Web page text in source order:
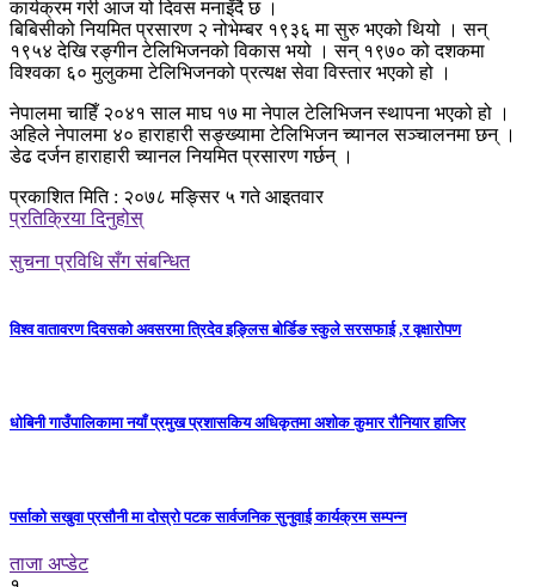
कार्यक्रम गरी आज यो दिवस मनाइँदै छ ।
बिबिसीको नियमित प्रसारण २ नोभेम्बर १९३६ मा सुरु भएको थियो । सन्
१९५४ देखि रङ्गीन टेलिभिजनको विकास भयो । सन् १९७० को दशकमा
विश्वका ६० मुलुकमा टेलिभिजनको प्रत्यक्ष सेवा विस्तार भएको हो ।
नेपालमा चाहिँ २०४१ साल माघ १७ मा नेपाल टेलिभिजन स्थापना भएको हो ।
अहिले नेपालमा ४० हाराहारी सङ्ख्यामा टेलिभिजन च्यानल सञ्चालनमा छन् ।
डेढ दर्जन हाराहारी च्यानल नियमित प्रसारण गर्छन् ।
प्रकाशित मिति : २०७८ मङ्सिर ५ गते आइतवार
प्रतिक्रिया दिनुहोस्
सुचना प्रविधि सँग संबन्धित
विश्व वातावरण दिवसको अवसरमा त्रिदेव इङ्लिस बोर्डिङ स्कुले सरसफाई ,र वृक्षारोपण
धोबिनी गाउँपालिकामा नयाँ प्रमुख प्रशासकिय अधिकृतमा अशोक कुमार रौनियार हाजिर
पर्साको सखुवा प्रसौनी मा दोस्रो पटक सार्वजनिक सुनुवाई कार्यक्रम सम्पन्न
ताजा अप्डेट